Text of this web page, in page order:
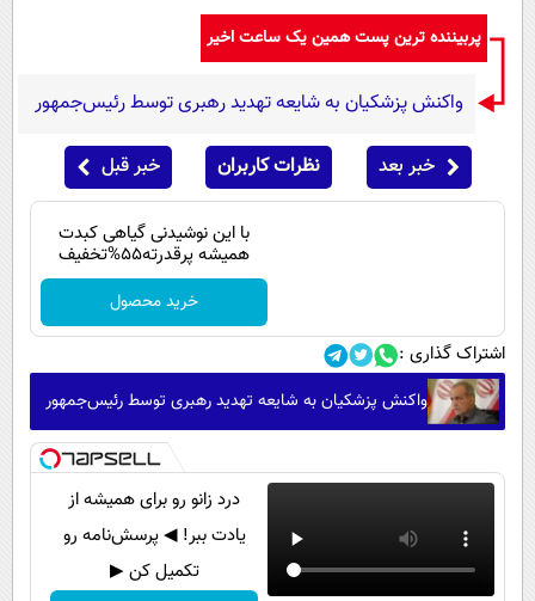
پربیننده ترین پست همین یک ساعت اخیر
واکنش پزشکیان به شایعه تهدید رهبری توسط رئیس‌جمهور
خبر بعد نظرات کاربران خبر قبل
با این نوشیدنی گیاهی کبدت
همیشه پرقدرته55%تخفیف
خرید محصول
اشتراک گذاری :
واکنش پزشکیان به شایعه تهدید رهبری توسط رئیس‌جمهور
درد زانو رو برای همیشه از
یادت ببر! ◀ پرسش‌نامه رو
تکمیل کن ▶